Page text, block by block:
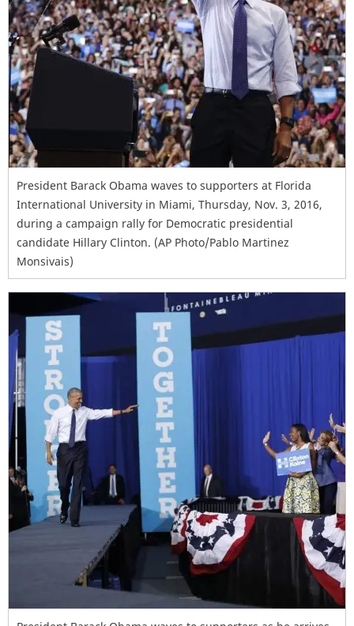
President Barack Obama waves to supporters at Florida
International University in Miami, Thursday, Nov. 3, 2016,
during a campaign rally for Democratic presidential
candidate Hillary Clinton. (AP Photo/Pablo Martinez
Monsivais)